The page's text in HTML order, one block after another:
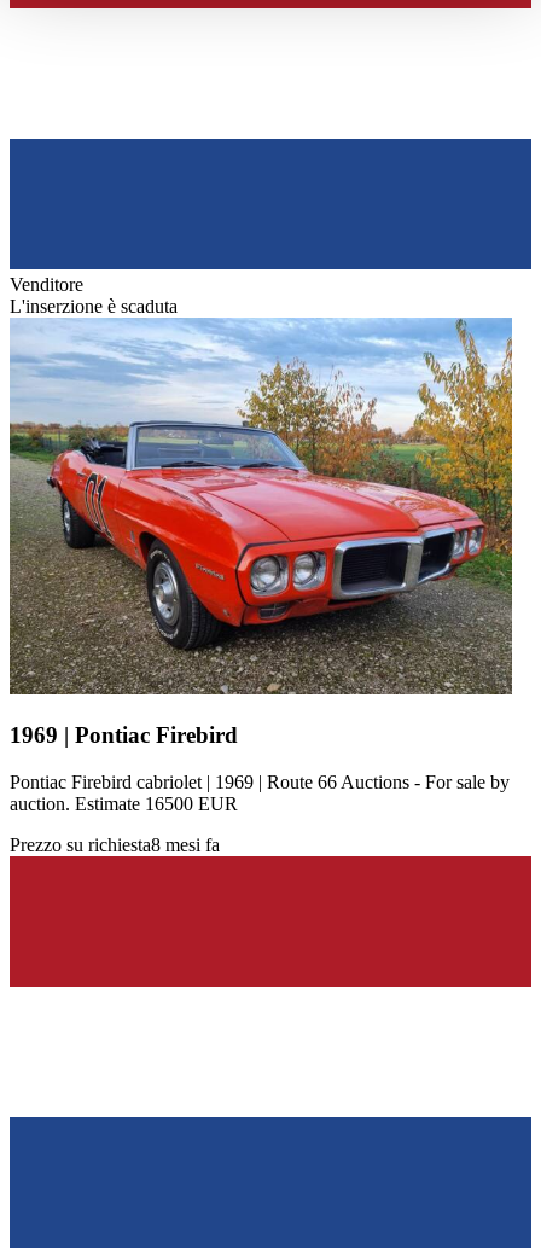
haben oder die sie im Rahmen Ihrer Nutzung der Dienste
Venditore
L'inserzione è scaduta
1969 | Pontiac Firebird
Pontiac Firebird cabriolet | 1969 | Route 66 Auctions - For sale by
auction. Estimate 16500 EUR
Prezzo su richiesta8 mesi fa